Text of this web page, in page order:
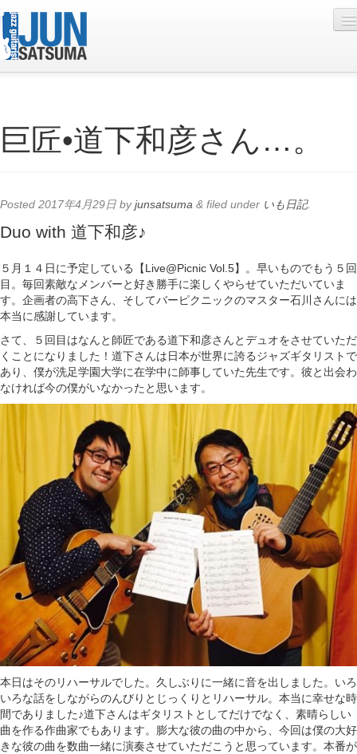
Live Schedule
Photo
YouTube
Online Lesson
巨匠•道下和彦さん…。
Posted 2017年4月29日 byjunsatsuma & filed under いも日記.
Duo with 道下和彦♪
５月１４日に予定している【Live@Picnic Vol.5】。早いものでもう５回
目。毎回素敵なメンバーと好き勝手に楽しくやらせていただいていま
す。企画者の高下さん、そしてバーピクニックのマスター石川さんには
本当に感謝しています。
さて、５回目はなんと師匠である道下和彦さんとデュオをさせていただ
くことになりました！道下さんは日本が世界に誇るジャズギタリストで
あり、僕が洗足学園大学に在学中に師事していた先生です。彼と出会わ
なければ今の僕がいなかったと思います。
本日はそのリハーサルでした。久しぶりに一緒に音を出しました。いろ
いろな話をしながらのんびりとじっくりとリハーサル。本当に幸せな時
間でありました♪道下さんはギタリストとしてだけでなく、素晴らしい
曲を作る作曲家でもあります。膨大な彼の曲の中から、今回は僕の大好
きな彼の曲を数曲一緒に演奏させていただこうと思っています。本番が